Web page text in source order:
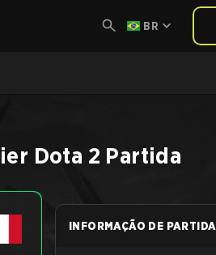
BR
Dota 2 Partida
INFORMAÇÃO DE PARTIDA